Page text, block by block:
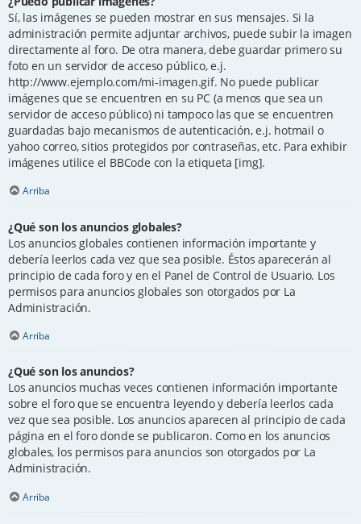
Sí, las imágenes se pueden mostrar en sus mensajes. Si la
administración permite adjuntar archivos, puede subir la imagen
directamente al foro. De otra manera, debe guardar primero su
foto en un servidor de acceso público, e.j.
http://www.ejemplo.com/mi-imagen.gif. No puede publicar
imágenes que se encuentren en su PC (a menos que sea un
servidor de acceso público) ni tampoco las que se encuentren
guardadas bajo mecanismos de autenticación, e.j. hotmail o
yahoo correo, sitios protegidos por contraseñas, etc. Para exhibir
imágenes utilice el BBCode con la etiqueta [img].
Arriba
¿Qué son los anuncios globales?
Los anuncios globales contienen información importante y
debería leerlos cada vez que sea posible. Éstos aparecerán al
principio de cada foro y en el Panel de Control de Usuario. Los
permisos para anuncios globales son otorgados por La
Administración.
Arriba
¿Qué son los anuncios?
Los anuncios muchas veces contienen información importante
sobre el foro que se encuentra leyendo y debería leerlos cada
vez que sea posible. Los anuncios aparecen al principio de cada
página en el foro donde se publicaron. Como en los anuncios
globales, los permisos para anuncios son otorgados por La
Administración.
Arriba